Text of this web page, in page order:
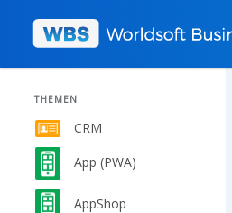
THEMEN
CRM
App (PWA)
AppShop